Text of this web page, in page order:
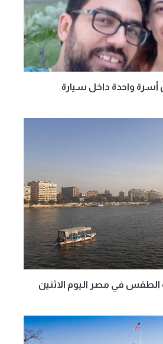
4 جثث من أسرة واحدة داخل سيارة
الطقس في مصر اليوم الاثنين